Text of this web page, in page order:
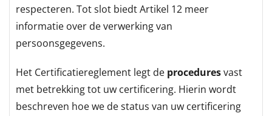
respecteren. Tot slot biedt Artikel 12 meer
informatie over de verwerking van
persoonsgegevens.
Het Certificatiereglement legt de proceduresvast
met betrekking tot uw certificering. Hierin wordt
beschreven hoe we de status van uw certificering